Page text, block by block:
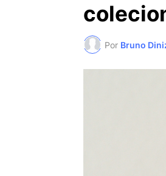
Por Bruno